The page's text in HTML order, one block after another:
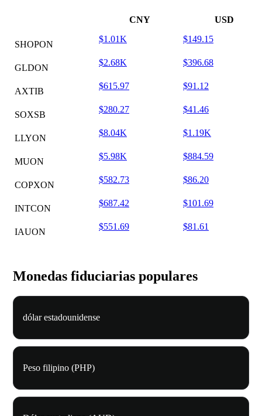
CNY USD
SHOPON
$1.01K $149.15
GLDON
$2.68K $396.68
AXTIB
$615.97 $91.12
SOXSB
$280.27 $41.46
LLYON
$8.04K $1.19K
MUON
$5.98K $884.59
COPXON
$582.73 $86.20
INTCON
$687.42 $101.69
IAUON
$551.69 $81.61
Monedas fiduciarias populares
dólar estadounidense
Peso filipino (PHP)